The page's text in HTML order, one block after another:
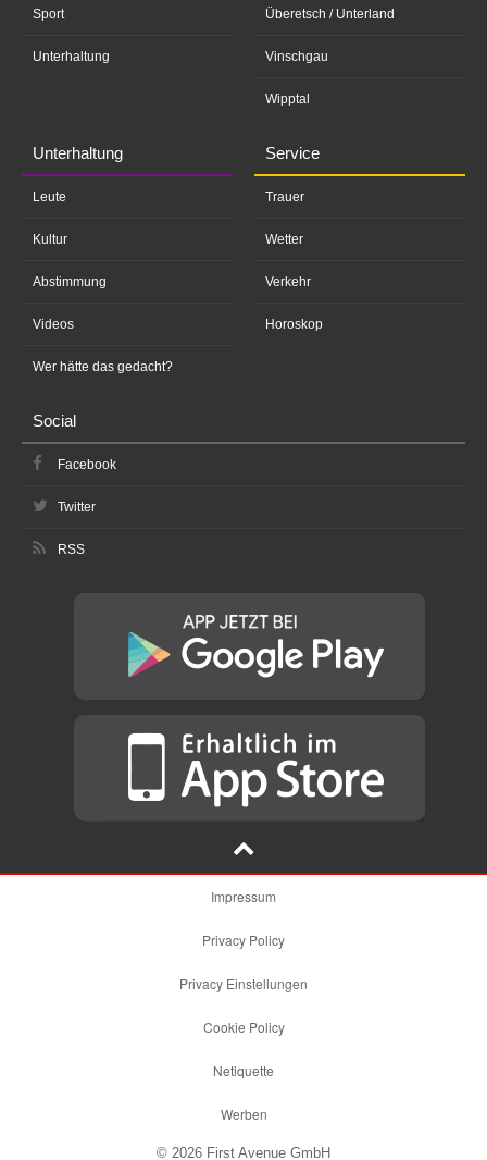
Sport
Unterhaltung
Überetsch / Unterland
Vinschgau
Wipptal
Unterhaltung
Leute
Kultur
Abstimmung
Videos
Wer hätte das gedacht?
Service
Trauer
Wetter
Verkehr
Horoskop
Social
Facebook
Twitter
RSS
Impressum
Privacy Policy
Privacy Einstellungen
Cookie Policy
Netiquette
Werben
© 2026 First Avenue GmbH